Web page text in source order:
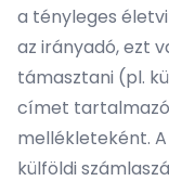
a tényleges
az irányadó, ezt
támasztani (pl.
címet
mellékleteként.
külföldi